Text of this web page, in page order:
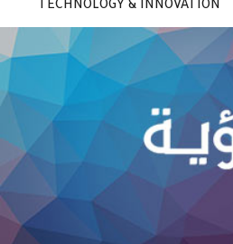
TECHNOLOGY & INNOVATION